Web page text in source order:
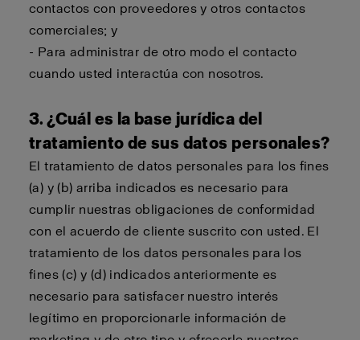
contactos con proveedores y otros contactos
comerciales; y
- Para administrar de otro modo el contacto
cuando usted interactúa con nosotros.
3. ¿Cuál es la base jurídica del
tratamiento de sus datos personales?
El tratamiento de datos personales para los fines
(a) y (b) arriba indicados es necesario para
cumplir nuestras obligaciones de conformidad
con el acuerdo de cliente suscrito con usted. El
tratamiento de los datos personales para los
fines (c) y (d) indicados anteriormente es
necesario para satisfacer nuestro interés
legítimo en proporcionarle información de